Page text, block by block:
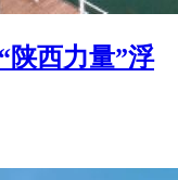
陕西力量”浮